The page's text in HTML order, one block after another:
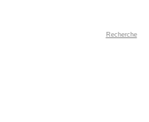
Recherche